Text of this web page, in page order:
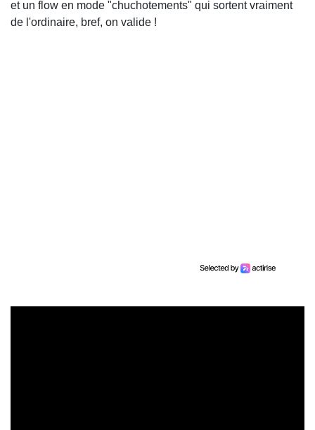
et un flow en mode "chuchotements" qui sortent vraiment
de l'ordinaire, bref, on valide !